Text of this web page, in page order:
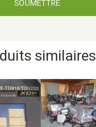
similaires